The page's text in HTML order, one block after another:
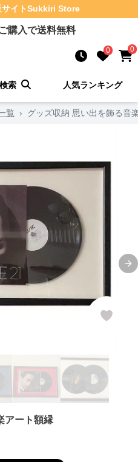
イトSukkiri Store
購入で送料無料
0 0
索 人気ランキング
覧 › グッズ収納 思い出を飾る音
アート額縁